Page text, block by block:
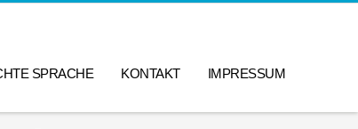
SPRACHE KONTAKT IMPRESSUM